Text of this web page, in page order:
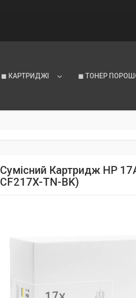
◼ КАРТРИДЖІ ◼ ТОНЕР
Сумісний Картридж HP
CF217X-TN-BK)